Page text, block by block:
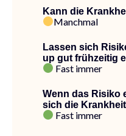
Kann die
Manchmal
Lassen sich
up gut frühzeitig
Fast immer
Wenn das Risiko
sich die
Fast immer